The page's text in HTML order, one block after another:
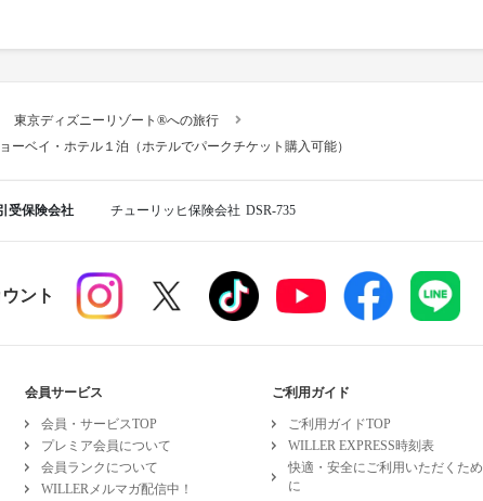
東京ディズニーリゾート®への旅行
ベイ・ホテル１泊（ホテルでパークチケット購入可能）
受保険会社 チューリッヒ保険会社 DSR-735
ント
会員サービス
会員・サービスTOP
プレミア会員について
会員ランクについて
WILLERメルマガ配信中！
ご利用ガイド
ご利用ガイドTOP
WILLER EXPRESS時刻表
快適・安全にご利用いただくため
に